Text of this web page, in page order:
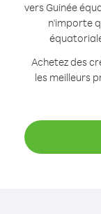
vers Guinée
n'importe
Achetez des
les meilleurs